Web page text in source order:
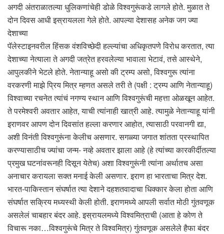
अगदी अंतराळातल्या धुलिकणांचेही डोळे विश्वगुरूंकडे लागले होते. मुळात ते
दोन दिवस आधी इस्रायलला गेले होते. आपल्या देशासह अनेक जग ज्या
देशाच्या
पॅलेस्टाइनवरील हिंसक वंशविच्छेदी हल्ल्यांचा अधिकृतपणे विरोध करतात, त्या
देशाच्या नेत्याला ते अगदी जत्रेत हरवलेल्या भावाला भेटावं, तसे आस्थेने,
आपुलकीने भेटले होते. नेतान्याहू असो की ट्रम्प असो, विश्वगुरू त्यांना
वरकरणी माझे प्रिय मित्र म्हणत असले तरी ते (पक्षी : ट्रम्प आणि नेतान्याहू)
विश्वाच्या रचनेत त्यांचं नगण्य स्थान आणि विश्वगुरूंची महत्ता ओळखून आहेत.
ते परमेश्वरी अवतार आहेत, याची त्यांनाही खात्री आहे. त्यामुळे नेतान्याहू यांनी
इराणवर आपण दोन दिवसांत हल्ला करणार आहोत, त्यासाठी परवानगी द्या,
अशी विनंती विश्वगुरूंना केलीच असणार. सगळ्या जगात शांतता प्रस्थापित
करण्यासाठीच ज्यांचा जन्म- नव्हे अवतार झाला आहे (हे त्यांच्या कारकीर्दीतल्या
प्रमुख घटनांवरूनही दिसून येतेच) अशा विश्वगुरूंनी त्यांना अर्थातच असा
अनाचार करायला सक्त मनाई केली असणार. इराण हा भारताचा मित्र देश.
भारत-पाकिस्तान संघर्षात त्या देशाने दहशतवादाचा धिक्कार केला होता आणि
संघर्षात सक्रिय मध्यस्थी केली होती. इराणमध्ये आपली सर्वात मोठी गुंतवणूक
असलेलं चाबहार बंदर आहे. इस्रायलमध्ये विश्वमित्राची (आता हे कोण ते
विचारू नका…विश्वगुरूंचे मित्र ते विश्वमित्र) गुंतवणूक असलेले हैफा बंदर